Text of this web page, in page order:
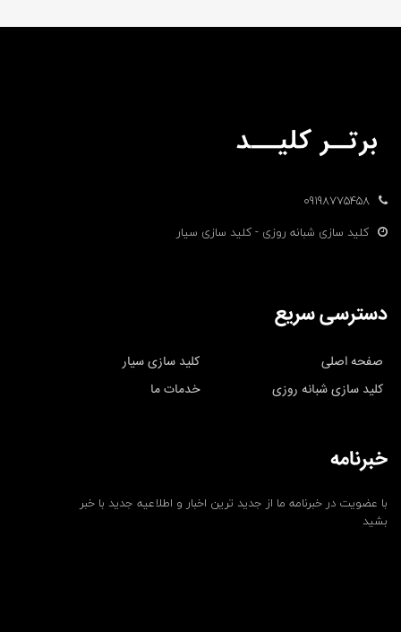
09198775458
کلید سازی شبانه روزی - کلید سازی سیار
دسترسی سریع
صفحه اصلی
کلید سازی سیار
کلید سازی شبانه روزی
خدمات ما
خبرنامه
با عضویت در خبرنامه ما از جدید ترین اخبار و اطلاعیه جدید با خبر
بشید